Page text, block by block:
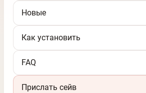
Новые
Как установить
FAQ
Прислать сейв